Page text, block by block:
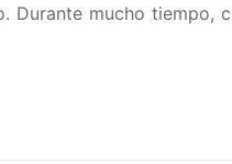
mucho tiempo,
sola. Hasta el día en
"¿Por qué no